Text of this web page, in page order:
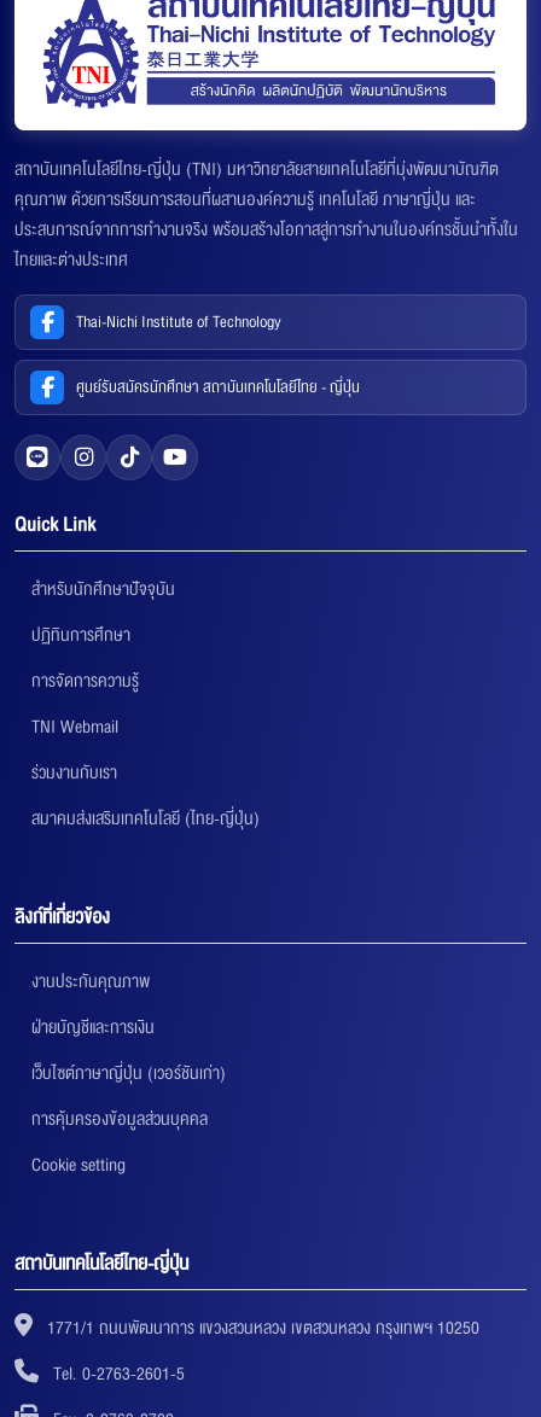
สถาบันเทคโนโลยีไทย-ญี่ปุ่น (TNI) มหาวิทยาลัยสายเทคโนโลยีที่มุ่งพัฒนาบัณฑิต
คุณภาพ ด้วยการเรียนการสอนที่ผสานองค์ความรู้ เทคโนโลยี ภาษาญี่ปุ่น และ
ประสบการณ์จากการทำงานจริง พร้อมสร้างโอกาสสู่การทำงานในองค์กรชั้นนำทั้งใน
ไทยและต่างประเทศ
Thai-Nichi Institute of Technology
ศูนย์รับสมัครนักศึกษา สถาบันเทคโนโลยีไทย - ญี่ปุ่น
Quick Link
สำหรับนักศึกษาปัจจุบัน
ปฏิทินการศึกษา
การจัดการความรู้
TNI Webmail
ร่วมงานกับเรา
สมาคมส่งเสริมเทคโนโลยี (ไทย-ญี่ปุ่น)
ลิงก์ที่เกี่ยวข้อง
งานประกันคุณภาพ
ฝ่ายบัญชีและการเงิน
เว็บไซต์ภาษาญี่ปุ่น (เวอร์ชันเก่า)
การคุ้มครองข้อมูลส่วนบุคคล
Cookie setting
สถาบันเทคโนโลยีไทย-ญี่ปุ่น
1771/1 ถนนพัฒนาการ แขวงสวนหลวง เขตสวนหลวง กรุงเทพฯ 10250
Tel. 0-2763-2601-5